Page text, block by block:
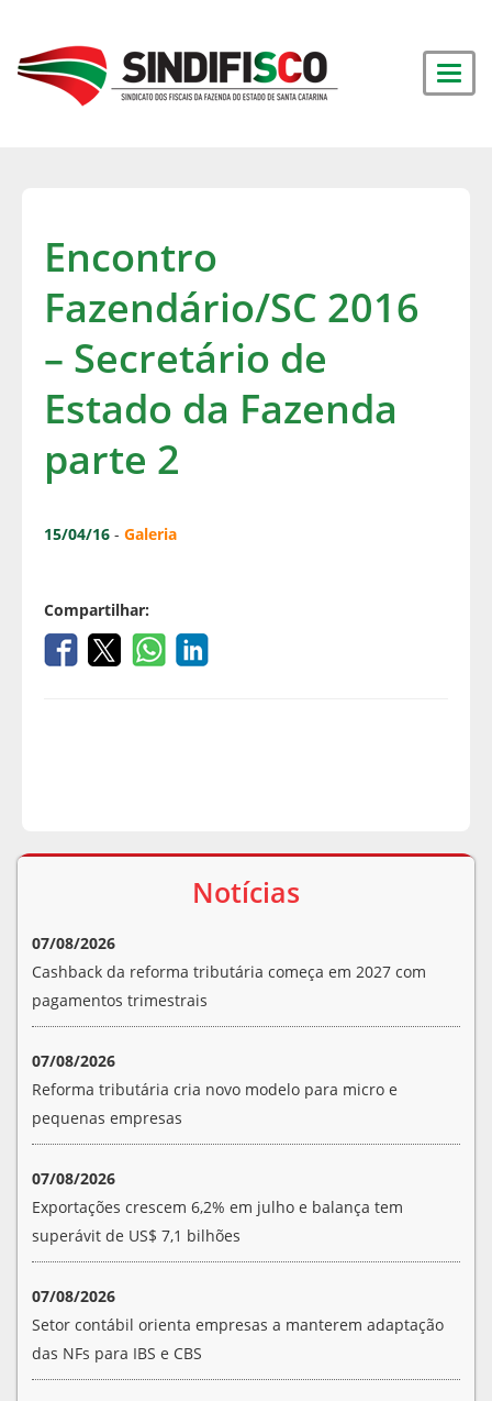
Encontro
Fazendário/SC 2016
– Secretário de
Estado da Fazenda
parte 2
15/04/16 - Galeria
Compartilhar:
Notícias
07/08/2026
Cashback da reforma tributária começa em 2027 com
pagamentos trimestrais
07/08/2026
Reforma tributária cria novo modelo para micro e
pequenas empresas
07/08/2026
Exportações crescem 6,2% em julho e balança tem
superávit de US$ 7,1 bilhões
07/08/2026
Setor contábil orienta empresas a manterem adaptação
das NFs para IBS e CBS